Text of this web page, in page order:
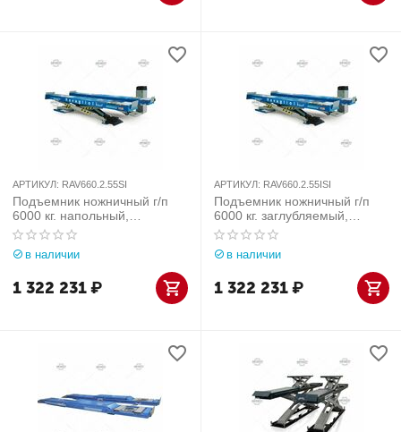
АРТИКУЛ: RAV660.2.55SI
Подъемник ножничный г/п
6000 кг. напольный,
платформы для сход-
развала, с подъем. второго
уровня Ravaglioli (Италия)
в наличии
1 322 231₽
АРТИКУЛ: RAV660.2.55ISI
Подъемник ножничный г/п
6000 кг. заглубляемый,
платформы для сход-
развала, с подъем. второго
уровня Ravaglioli (Италия)
в наличии
1 322 231₽